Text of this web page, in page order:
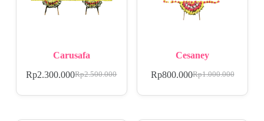
Carusafa
Rp2.500.000
Rp2.300.000
Cesaney
Rp1.000.000
Rp800.000